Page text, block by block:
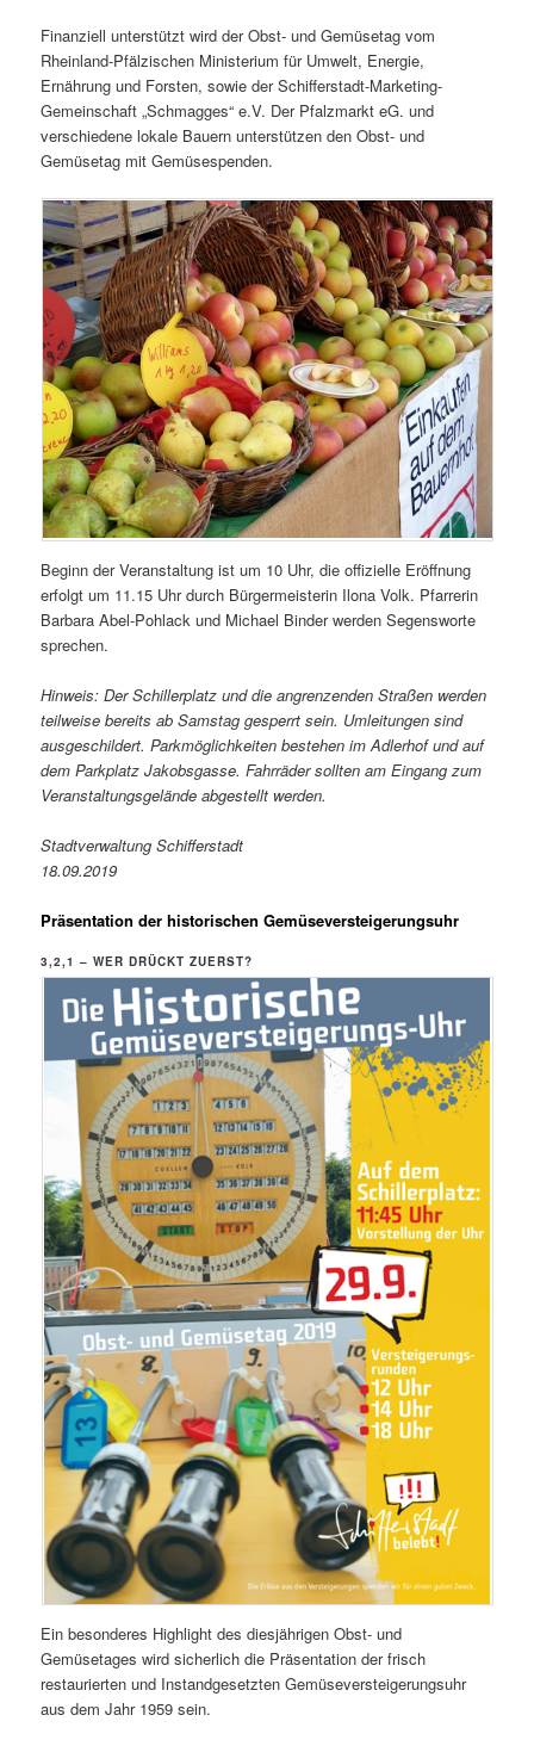
Finanziell unterstützt wird der Obst- und Gemüsetag vom
Rheinland-Pfälzischen Ministerium für Umwelt, Energie,
Ernährung und Forsten, sowie der Schifferstadt-Marketing-
Gemeinschaft „Schmagges“ e.V. Der Pfalzmarkt eG. und
verschiedene lokale Bauern unterstützen den Obst- und
Gemüsetag mit Gemüsespenden.
Beginn der Veranstaltung ist um 10 Uhr, die offizielle Eröffnung
erfolgt um 11.15 Uhr durch Bürgermeisterin Ilona Volk. Pfarrerin
Barbara Abel-Pohlack und Michael Binder werden Segensworte
sprechen.
Hinweis: Der Schillerplatz und die angrenzenden Straßen werden
teilweise bereits ab Samstag gesperrt sein. Umleitungen sind
ausgeschildert. Parkmöglichkeiten bestehen im Adlerhof und auf
dem Parkplatz Jakobsgasse. Fahrräder sollten am Eingang zum
Veranstaltungsgelände abgestellt werden.
Stadtverwaltung Schifferstadt
18.09.2019
Präsentation der historischen Gemüseversteigerungsuhr
3,2,1 – WER DRÜCKT ZUERST?
Ein besonderes Highlight des diesjährigen Obst- und
Gemüsetages wird sicherlich die Präsentation der frisch
restaurierten und Instandgesetzten Gemüseversteigerungsuhr
aus dem Jahr 1959 sein.